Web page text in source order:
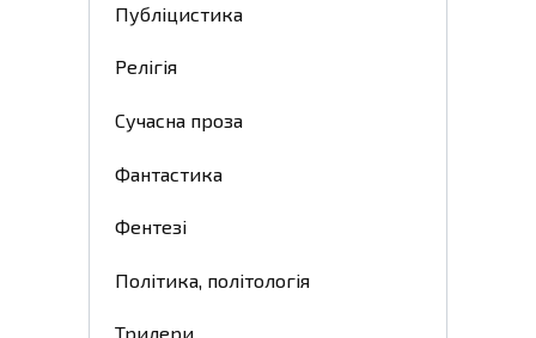
Публіцистика
Релігія
Сучасна проза
Фантастика
Фентезі
Політика, політологія
Трилери